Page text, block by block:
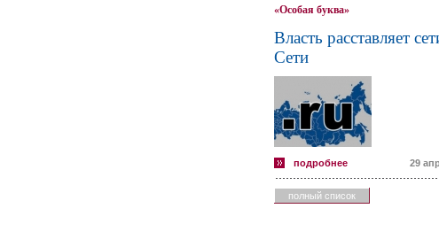
«Особая буква»
Власть расставляет
Сети
подробнее 29
полный список